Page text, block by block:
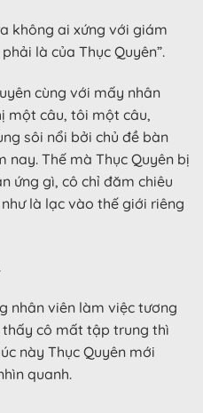
không ai xứng với giám
là của Thục Quyên”.
cùng với mấy nhân
một câu, tôi một câu,
sôi nổi bởi chủ đề bàn
nay. Thế mà Thục Quyên bị
ứng gì, cô chỉ đăm chiêu
là lạc vào thế giới riêng
nhân viên làm việc tương
cô mất tập trung thì
này Thục Quyên mới
quanh.